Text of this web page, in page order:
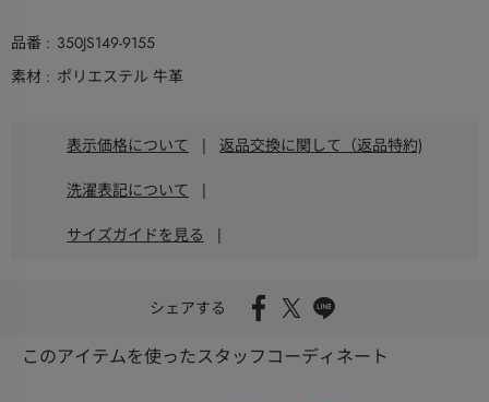
品番
350JS149-9155
素材
ポリエステル 牛革
表示価格について | 返品交換に関して（返品特約)
洗濯表記について |
サイズガイドを見る |
シェアする
このアイテムを使ったスタッフコーディネート